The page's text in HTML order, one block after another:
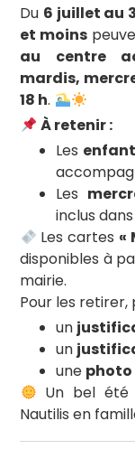
Du 6 juillet au
et moins
au centre
mardis,
18 h.
À retenir :
Les
Les
inclus
Les cartes «
disponibles à
mairie.
Pour les retirer,
un
un
une
Un bel été
Nautilis en